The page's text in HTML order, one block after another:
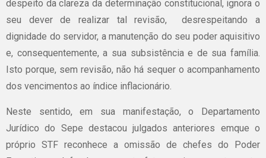
despeito da clareza da determinação constitucional, ignora o
seu dever de realizar tal revisão, desrespeitando a
dignidade do servidor, a manutenção do seu poder aquisitivo
e, consequentemente, a sua subsistência e de sua família.
Isto porque, sem revisão, não há sequer o acompanhamento
dos vencimentos ao índice inflacionário.
Neste sentido, em sua manifestação, o Departamento
Jurídico do Sepe destacou julgados anteriores emque o
próprio STF reconhece a omissão de chefes do Poder